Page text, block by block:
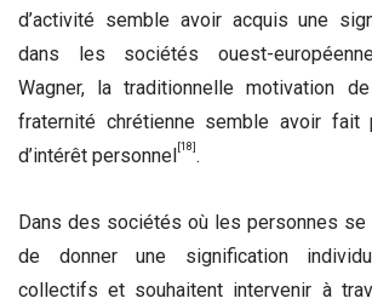
d’activité semble avoir acquis une
dans les sociétés ouest-
Wagner, la traditionnelle motivation
fraternité chrétienne semble avoir fait
d’intérêt personnel [18] .
Dans des sociétés où les personnes se
de donner une signification
collectifs et souhaitent intervenir à